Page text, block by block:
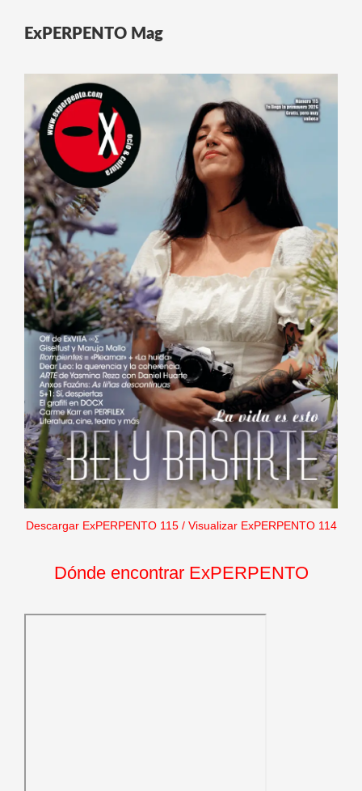
ExPERPENTO Mag
Descargar ExPERPENTO 115/ Visualizar ExPERPENTO 114
Dónde encontrar ExPERPENTO